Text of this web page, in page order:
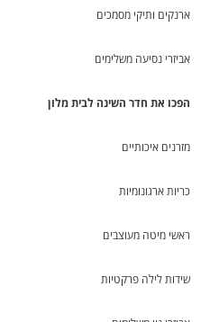
ארנקים ותיקי מסמכים
אביזרי נסיעה משלימים
הפכו את חדר השינה לבית מלון
מזרנים איכותיים
כריות ארגונומיות
ראשי מיטה מעוצבים
שידות לילה פרקטיות